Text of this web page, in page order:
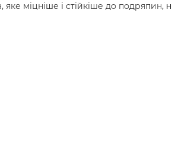
яке міцніше і стійкіше до подряпин,